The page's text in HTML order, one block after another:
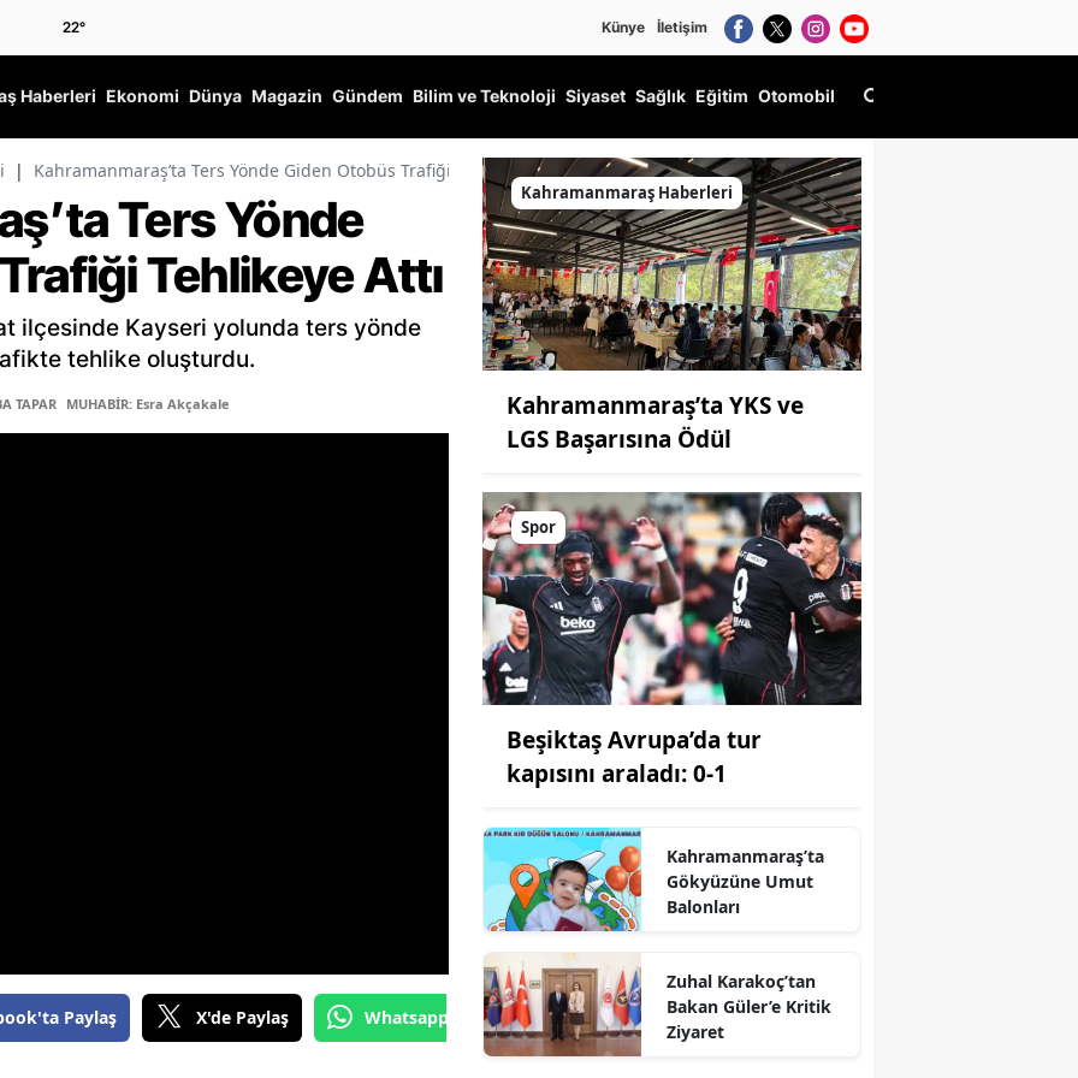
22° Künye İletişim
Haberleri Ekonomi Dünya Magazin Gündem Bilim ve Teknoloji Siyaset Sağlık Eğitim Otomobil
| Kahramanmaraş’ta Ters Yönde Giden Otobüs Trafiği Tehlikeye Attı
Ters Yönde
Tehlikeye Attı
ilçesinde Kayseri yolunda ters yönde
tehlike oluşturdu.
TAPAR MUHABİR: Esra Akçakale
Paylaş X'de Paylaş Whatsapp'tan Gönder
Kahramanmaraş Haberleri
Kahramanmaraş’ta YKS ve
LGS Başarısına Ödül
Spor
Beşiktaş Avrupa’da tur
kapısını araladı: 0-1
Kahramanmaraş’ta
Gökyüzüne Umut
Balonları
Zuhal Karakoç’tan
Bakan Güler’e Kritik
Ziyaret